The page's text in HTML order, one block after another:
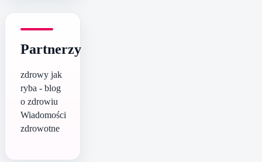
Partnerzy
zdrowy jak
ryba - blog
o zdrowiu
Wiadomości
zdrowotne